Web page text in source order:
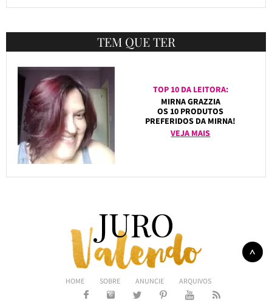
TEM QUE TER
TOP 10 DA LEITORA:
MIRNA GRAZZIA
OS 10 PRODUTOS
PREFERIDOS DA MIRNA!
VEJA MAIS
HOME SOBRE ANUNCIE ARQUIVOS